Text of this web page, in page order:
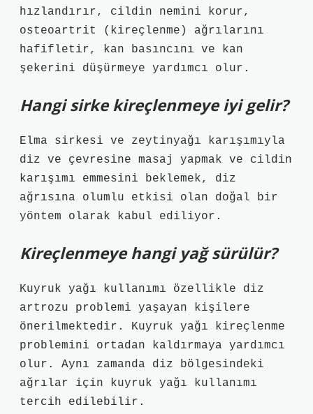
hızlandırır, cildin nemini korur,
osteoartrit (kireçlenme) ağrılarını
hafifletir, kan basıncını ve kan
şekerini düşürmeye yardımcı olur.
Hangi sirke kireçlenmeye iyi gelir?
Elma sirkesi ve zeytinyağı karışımıyla
diz ve çevresine masaj yapmak ve cildin
karışımı emmesini beklemek, diz
ağrısına olumlu etkisi olan doğal bir
yöntem olarak kabul ediliyor.
Kireçlenmeye hangi yağ sürülür?
Kuyruk yağı kullanımı özellikle diz
artrozu problemi yaşayan kişilere
önerilmektedir. Kuyruk yağı kireçlenme
problemini ortadan kaldırmaya yardımcı
olur. Aynı zamanda diz bölgesindeki
ağrılar için kuyruk yağı kullanımı
tercih edilebilir.